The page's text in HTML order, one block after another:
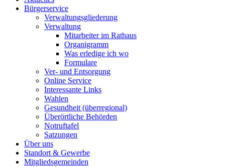
Bürgerservice
Verwaltungsgliederung
Verwaltung
Mitarbeiter im Rathaus
Organigramm
Was erledige ich wo
Formulare
Ver- und Entsorgung
Online Service
Interessante Links
Wahlen
Gesundheit (überregional)
Überörtliche Behörden
Notruftafel
Satzungen
Über uns
Standort & Gewerbe
Mitgliedsgemeinden